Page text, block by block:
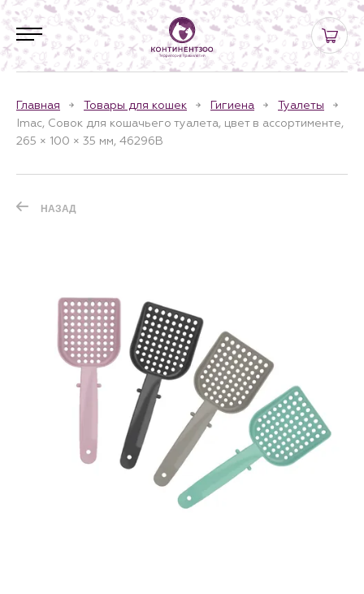
Главная Товары для кошек Гигиена
Туалеты
Imac, Совок для кошачьего туалета, цвет в ассортименте,
265 × 100 × 35 мм, 46296B
НАЗАД